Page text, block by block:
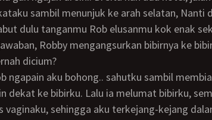
sambil menunjuk ke arah selatan, Nanti
dulu tanganmu Rob elusanmu kok enak
dicium?
dekat ke bibirku. Lalu ia melumat bibirku,
vaginaku, sehingga aku terkejang-kejang